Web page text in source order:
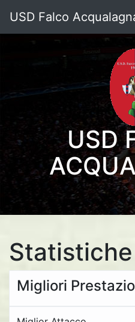
USD Falco
USD
Migliori